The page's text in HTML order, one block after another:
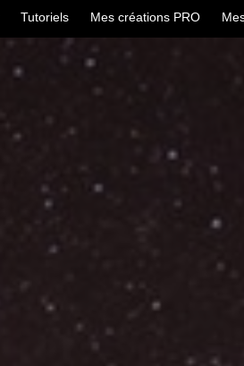
Tutoriels Mes créations PRO